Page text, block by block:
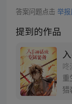
答案问题点击 举
提到的作品
咚
重
猎